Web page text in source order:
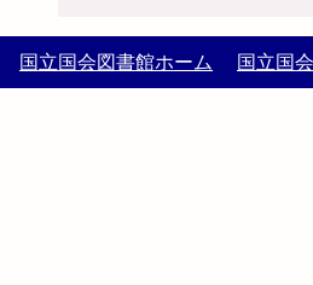
国立国会図書館ホーム 国立国